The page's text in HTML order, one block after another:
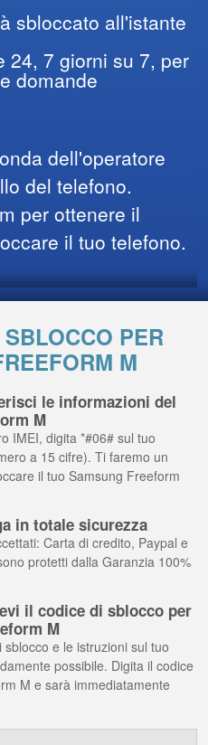
sbloccato all'istante
24, 7 giorni su 7, per
domande
dell'operatore
del telefono.
per ottenere il
il tuo telefono.
PER
M
le informazioni del
M
IMEI, digita *#06# sul tuo
a 15 cifre). Ti faremo un
il tuo Samsung Freeform
in totale sicurezza
Carta di credito, Paypal e
protetti dalla Garanzia 100%
il codice di sblocco per
M
e le istruzioni sul tuo
possibile. Digita il codice
M e sarà immediatamente